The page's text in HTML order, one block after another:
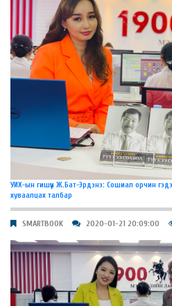
УИХ-ын гишүүн Ж.Бат-Эрдэнэ: Сошиал орчин
хуваалцах талбар
SMARTBOOK 2020-01-21 20:09:00